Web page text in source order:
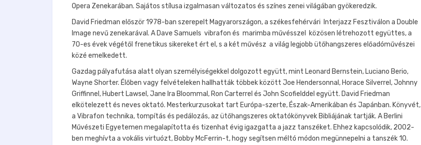
Opera Zenekarában. Sajátos stílusa izgalmasan változatos és színes zenei világában gyökeredzik.
David Friedman először 1978-ban szerepelt Magyarországon, a székesfehérvári Interjazz Fesztiválon a Double
Image nevű zenekarával. A Dave Samuels vibrafon és marimba művésszel közösen létrehozott együttes, a
70-es évek végétől frenetikus sikereket ért el, s a két művész a világ legjobb ütőhangszeres előadóművészei
közé emelkedett.
Gazdag pályafutása alatt olyan személyiségekkel dolgozott együtt, mint Leonard Bernstein, Luciano Berio,
Wayne Shorter. Élőben vagy felvételeken hallhatták többek között Joe Hendersonnal, Horace Silverrel, Johnny
Griffinnel, Hubert Lawsel, Jane Ira Bloommal, Ron Carterrel és John Scofielddel együtt. David Friedman
elkötelezett és neves oktató. Mesterkurzusokat tart Európa-szerte, Észak-Amerikában és Japánban. Könyvét,
a Vibrafon technika, tompítás és pedálozás, az ütőhangszeres oktatókönyvek Bibliájának tartják. A Berlini
Művészeti Egyetemen megalapította és tizenhat évig igazgatta a jazz tanszéket. Ehhez kapcsolódik, 2002-
ben meghívta a vokális virtuózt, Bobby McFerrin-t, hogy segítsen méltó módon megünnepelni a tanszék 10.